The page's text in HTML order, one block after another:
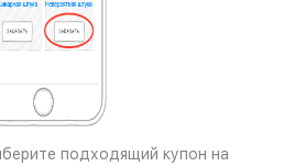
подходящий купон на